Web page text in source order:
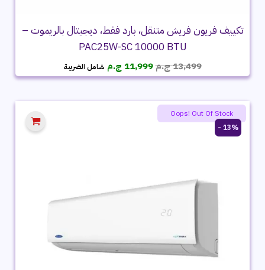
تكييف فريون فريش متنقل، بارد فقط، ديجيتال بالريموت –
PAC25W-SC 10000 BTU
13,499ج.مالسعر
الأصلي
13,499 ج.م.
11,999 ج.م السعر
الحالي
11,999 ج.م.
شامل الضريبة
13% -
Oops! Out Of Stock